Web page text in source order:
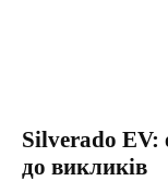
Silverado EV:
до викликів